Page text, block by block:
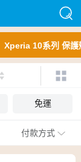
Xperia 10系列 保護
免運
付款方式